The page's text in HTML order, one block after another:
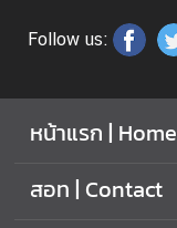
ะ
ร
ว
ง
า
Follow us:
หน้าแรก | Home
สอท | Contact